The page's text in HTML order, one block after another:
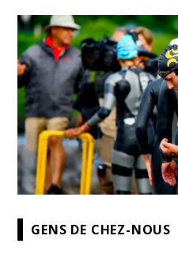
GENS DE CHEZ-NOUS